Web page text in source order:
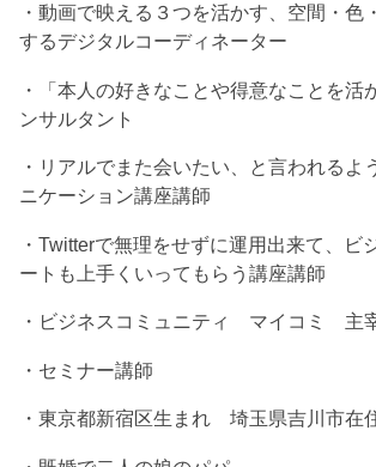
・動画で映える３つを活かす、空間・色
するデジタルコーディネーター
・「本人の好きなことや得意なことを活
ンサルタント
・リアルでまた会いたい、と言われるよ
ニケーション講座講師
・Twitterで無理をせずに運用出来て、ビ
ートも上手くいってもらう講座講師
・ビジネスコミュニティ マイコミ 主
・セミナー講師
・東京都新宿区生まれ 埼玉県吉川市在